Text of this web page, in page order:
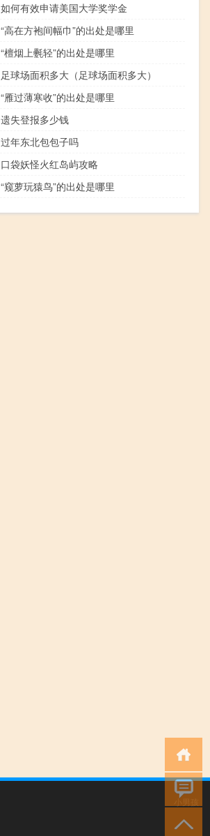
如何有效申请美国大学奖学金
“高在方袍间幅巾”的出处是哪里
“檀烟上氎轻”的出处是哪里
足球场面积多大（足球场面积多大）
“雁过薄寒收”的出处是哪里
遗失登报多少钱
过年东北包包子吗
口袋妖怪火红岛屿攻略
“窥萝玩猿鸟”的出处是哪里
小男孩